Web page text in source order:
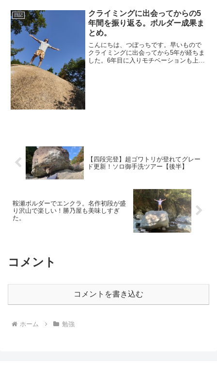
日記
クライミングに出会ってからの5
年間を振り返る。ボルダー成果ま
とめ。
こんにちは、つぼっちです。早いもので
クライミングに出会ってから5年が経ちま
した。6年目に入りモチベーションも上げ
【四段完登】超ゴワトリが登れてグレー
ド更新！ソロ御手洗ツアー【後半】
鞍瀬ボルダーでエンクラ。名作初段が盛
り沢山で楽しい！勝乃屋も美味しすぎ
た。
コメント
コメントを書き込む
ホーム 勉強